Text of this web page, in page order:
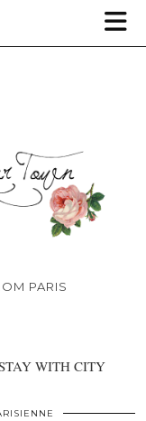
PARIS
WITH CITY